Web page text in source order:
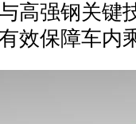
高强钢关键
效保障车内